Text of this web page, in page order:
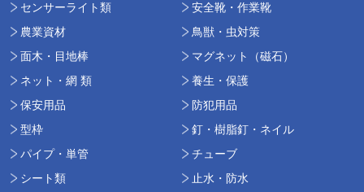
センサーライト類
安全靴・作業靴
農業資材
鳥獣・虫対策
面木・目地棒
マグネット（磁石）
ネット・網 類
養生・保護
保安用品
防犯用品
型枠
釘・樹脂釘・ネイル
パイプ・単管
チューブ
シート類
止水・防水